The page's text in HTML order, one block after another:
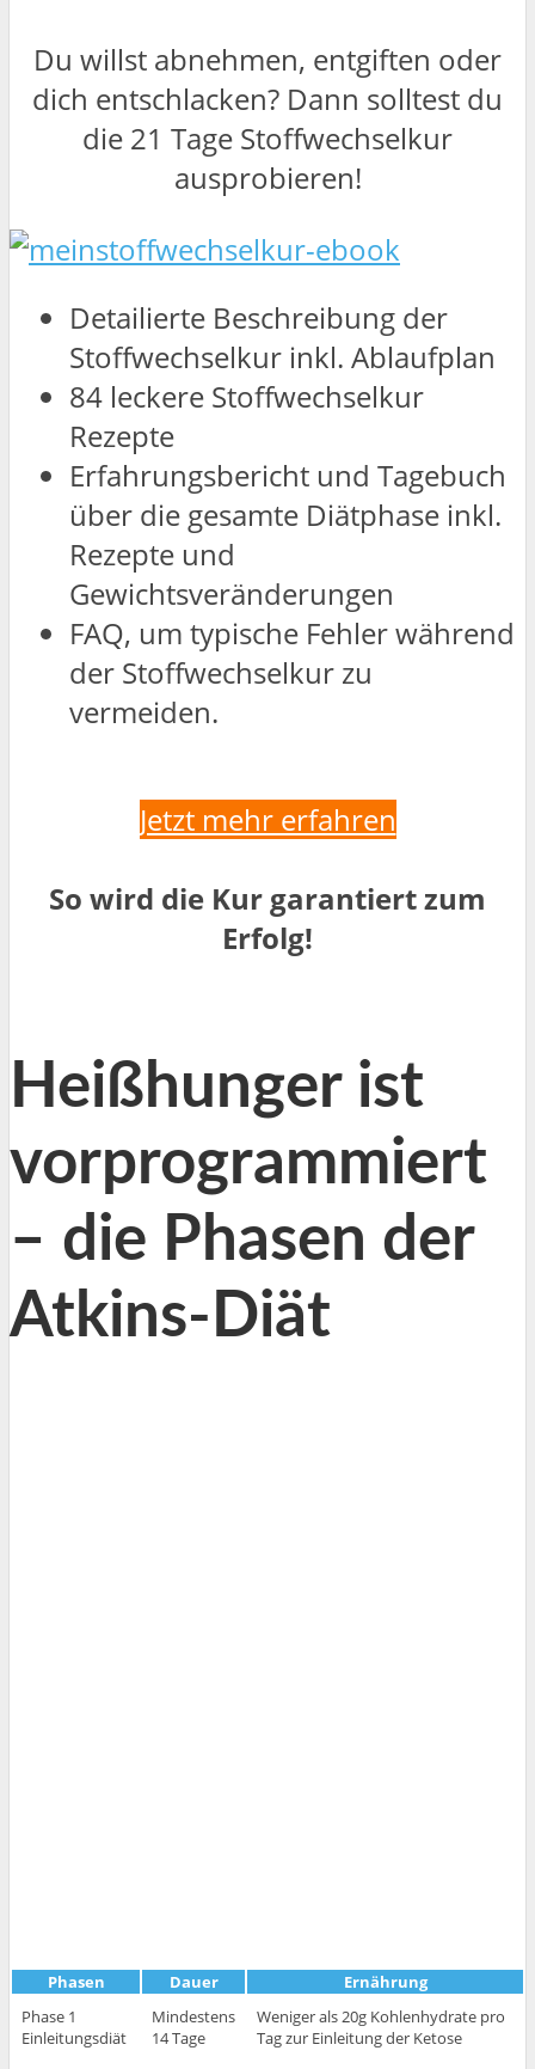
Du willst abnehmen, entgiften oder
dich entschlacken? Dann solltest du
die 21 Tage Stoffwechselkur
ausprobieren!
Detailierte Beschreibung der
Stoffwechselkur inkl. Ablaufplan
84 leckere Stoffwechselkur
Rezepte
Erfahrungsbericht und Tagebuch
über die gesamte Diätphase inkl.
Rezepte und
Gewichtsveränderungen
FAQ, um typische Fehler während
der Stoffwechselkur zu
vermeiden.
Jetzt mehr erfahren
So wird die Kur garantiert zum
Erfolg!
Heißhunger ist
vorprogrammiert
– die Phasen der
Atkins-Diät
Phasen Dauer
Ernährung
Phase 1
Einleitungsdiät
Mindestens
14 Tage
Weniger als 20g Kohlenhydrate pro
Tag zur Einleitung der Ketose